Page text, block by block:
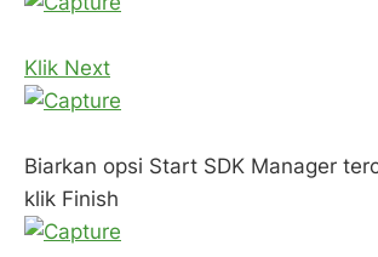
Klik Next
Biarkan opsi Start SDK Manager
klik Finish